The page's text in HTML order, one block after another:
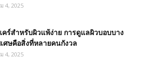
4, 2025
ร์สำหรับผิวแพ้ง่าย การดูแลผิวบอบบาง
ศษคือสิ่งที่หลายคนกังวล
4, 2025